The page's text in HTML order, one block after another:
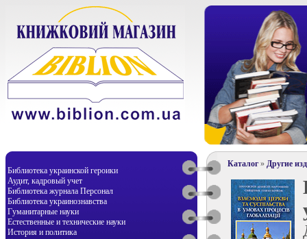
Библиотека украинской героики
Аудит, кадровый учет
Библиотека журнала Персонал
Библиотека украинознавства
Гуманитарные науки
Естественные и технические науки
История и политика
Каталог» Другие